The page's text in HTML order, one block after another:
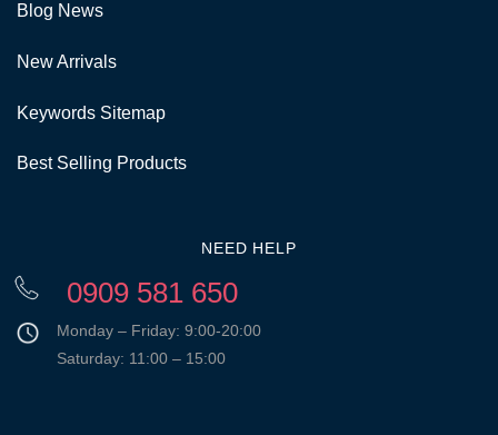
Blog News
New Arrivals
Keywords Sitemap
Best Selling Products
NEED HELP
0909 581 650
Monday – Friday: 9:00-20:00
Saturday: 11:00 – 15:00